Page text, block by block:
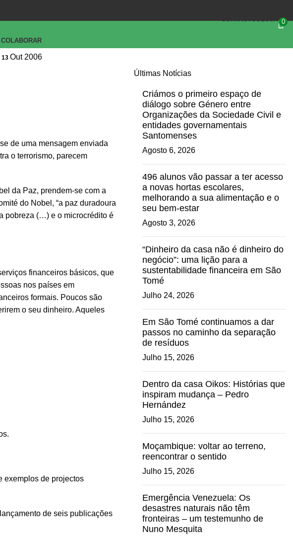
CONTACTOSLOJA 0
13 Out 2006
de uma mensagem enviada
o terrorismo, parecem
da Paz, prendem-se com a
do Nobel, “a paz duradoura
pobreza (…) e o microcrédito é
financeiros básicos, que
nos países em
formais. Poucos são
o seu dinheiro. Aqueles
exemplos de projectos
de seis publicações
Últimas Notícias
Criámos o primeiro espaço de
diálogo sobre Género entre
Organizações da Sociedade Civil e
entidades governamentais
Santomenses
Agosto 6, 2026
496 alunos vão passar a ter acesso
a novas hortas escolares,
melhorando a sua alimentação e o
seu bem-estar
Agosto 3, 2026
“Dinheiro da casa não é dinheiro do
negócio”: uma lição para a
sustentabilidade financeira em São
Tomé
Julho 24, 2026
Em São Tomé continuamos a dar
passos no caminho da separação
de resíduos
Julho 15, 2026
Dentro da casa Oikos: Histórias que
inspiram mudança – Pedro
Hernández
Julho 15, 2026
Moçambique: voltar ao terreno,
reencontrar o sentido
Julho 15, 2026
Emergência Venezuela: Os
desastres naturais não têm
fronteiras – um testemunho de
Nuno Mesquita